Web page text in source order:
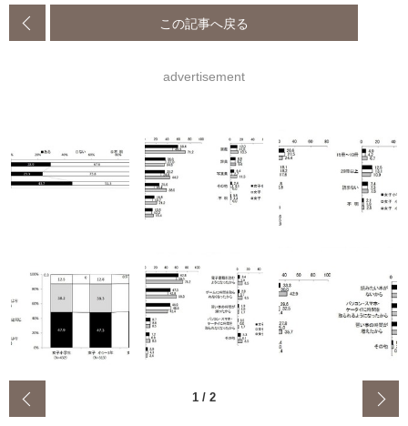
この記事へ戻る
advertisement
1 / 2